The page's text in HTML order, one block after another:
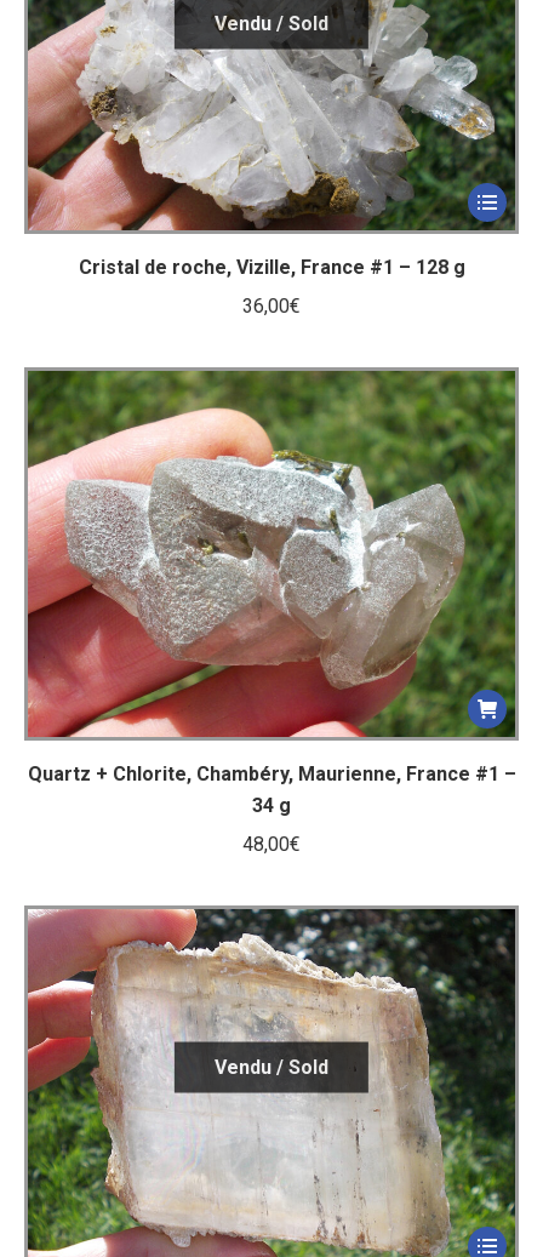
Cristal de roche, Vizille, France #1 – 128 g
36,00€
Quartz + Chlorite, Chambéry, Maurienne, France #1 –
34 g
48,00€